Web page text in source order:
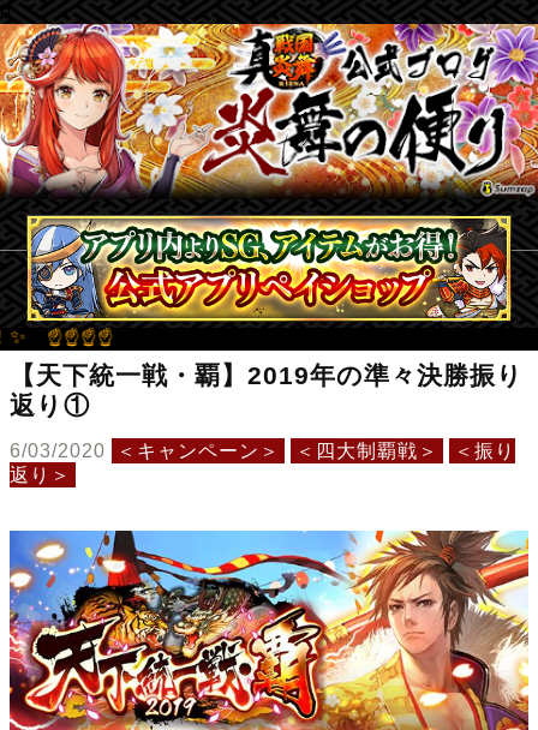
b
【天下統一戦・覇】2019年の準々決勝振り
返り①
6/03/2020 ＜キャンペーン＞ ＜四大制覇戦＞
＜振り
返り＞